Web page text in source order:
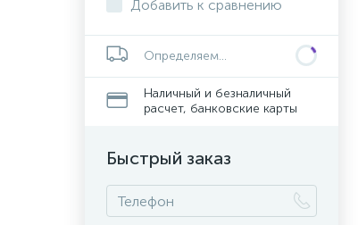
Добавить к сравнению
Определяем...
Наличный и безналичный
расчет, банковские карты
Быстрый заказ